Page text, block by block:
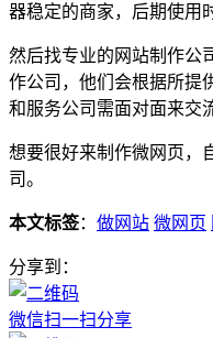
器稳定的商家，后期使用
然后找专业的网站制作公
作公司，他们会根据所提
和服务公司需面对面来交
想要很好来制作微网页，
司。
本文标签： 做网站 微网页
分享到：
微信扫一扫分享